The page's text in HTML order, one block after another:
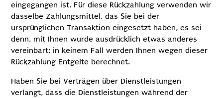
eingegangen ist. Für diese Rückzahlung verwenden wir
dasselbe Zahlungsmittel, das Sie bei der
ursprünglichen Transaktion eingesetzt haben, es sei
denn, mit Ihnen wurde ausdrücklich etwas anderes
vereinbart; in keinem Fall werden Ihnen wegen dieser
Rückzahlung Entgelte berechnet.
Haben Sie bei Verträgen über Dienstleistungen
verlangt, dass die Dienstleistungen während der